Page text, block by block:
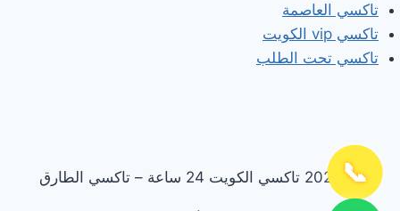
تاكسي العاصمة
تاكسي vip الكويت
تاكسي تحت الطلب
© 2026 تاكسي الكويت 24 ساعة – تاكسي الطارق
📞